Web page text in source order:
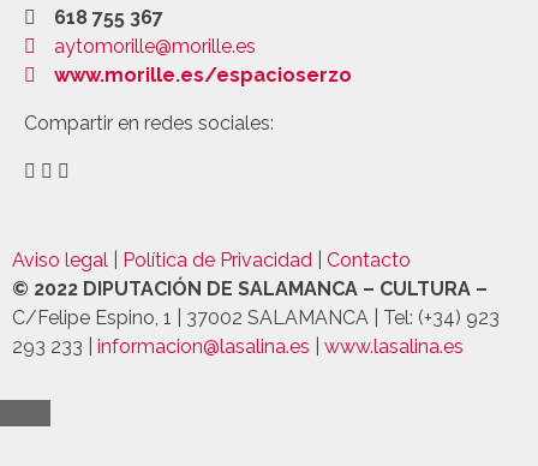
618 755 367
aytomorille@morille.es
www.morille.es/espacioserzo
Compartir en redes sociales:
Aviso legal Política de Privacidad
Contacto
© 2022 DIPUTACIÓN DE SALAMANCA – CULTURA –
C/Felipe Espino, 1 | 37002 SALAMANCA | Tel: (+34) 923
293 233 | informacion@lasalina.es www.lasalina.es